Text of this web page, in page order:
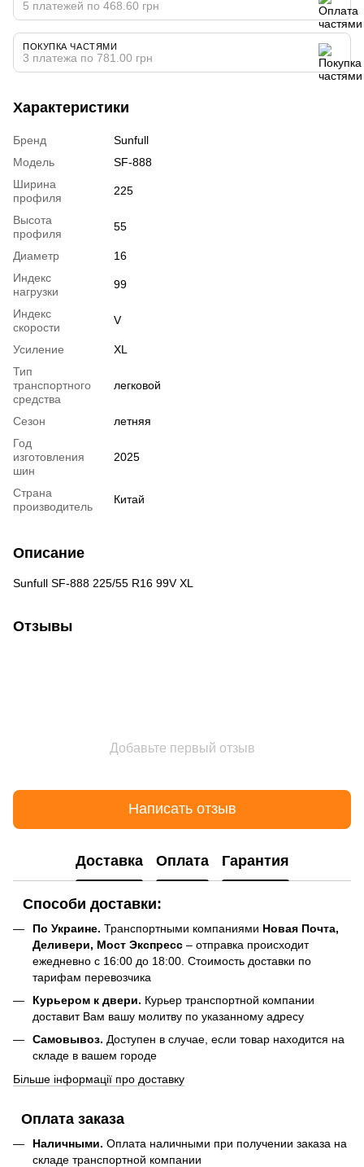
5 платежей по 468.60 грн
ПОКУПКА ЧАСТЯМИ
3 платежа по 781.00 грн
Характеристики
Бренд
Sunfull
Модель
SF-888
Ширина
профиля
225
Высота
профиля
55
Диаметр
16
Индекс
нагрузки
99
Индекс
скорости
V
Усиление
XL
Тип
транспортного
средства
легковой
Сезон
летняя
Год
изготовления
шин
2025
Страна
производитель
Китай
Описание
Sunfull SF-888 225/55 R16 99V XL
Отзывы
Добавьте первый отзыв
Написать отзыв
Доставка Оплата Гарантия
Способи доставки:
По Украине. Транспортными компаниями Новая Почта,
Деливери, Мост Экспресс – отправка происходит
ежедневно с 16:00 до 18:00. Стоимость доставки по
тарифам перевозчика
Курьером к двери. Курьер транспортной компании
доставит Вам вашу молитву по указанному адресу
Самовывоз. Доступен в случае, если товар находится на
складе в вашем городе
Більше інформації про доставку
Оплата заказа
Наличными. Оплата наличными при получении заказа на
складе транспортной компании